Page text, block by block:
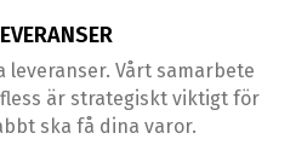
leveranser. Vårt samarbete
är strategiskt viktigt för
ska få dina varor.